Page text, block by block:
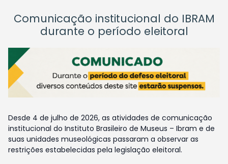
Comunicação institucional do IBRAM
durante o período eleitoral
Desde 4 de julho de 2026, as atividades de comunicação
institucional do Instituto Brasileiro de Museus – Ibram e de
suas unidades museológicas passaram a observar as
restrições estabelecidas pela legislação eleitoral.